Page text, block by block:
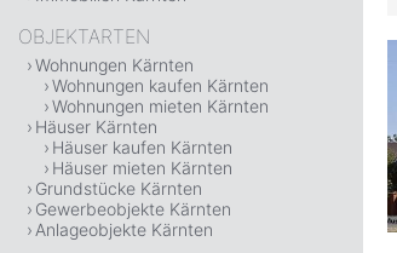
OBJEKTARTEN
Wohnungen Kärnten
Wohnungen kaufen Kärnten
Wohnungen mieten Kärnten
Häuser Kärnten
Häuser kaufen Kärnten
Häuser mieten Kärnten
Grundstücke Kärnten
Gewerbeobjekte Kärnten
Anlageobjekte Kärnten